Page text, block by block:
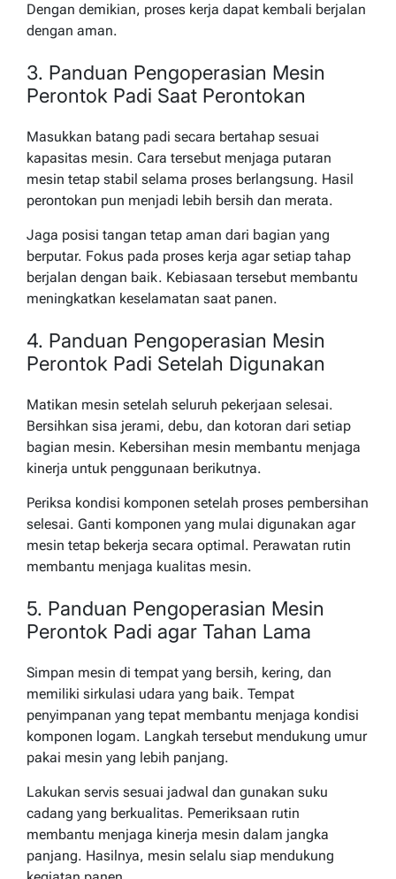
Dengan demikian, proses kerja dapat kembali berjalan
dengan aman.
3. Panduan Pengoperasian Mesin
Perontok Padi Saat Perontokan
Masukkan batang padi secara bertahap sesuai
kapasitas mesin. Cara tersebut menjaga putaran
mesin tetap stabil selama proses berlangsung. Hasil
perontokan pun menjadi lebih bersih dan merata.
Jaga posisi tangan tetap aman dari bagian yang
berputar. Fokus pada proses kerja agar setiap tahap
berjalan dengan baik. Kebiasaan tersebut membantu
meningkatkan keselamatan saat panen.
4. Panduan Pengoperasian Mesin
Perontok Padi Setelah Digunakan
Matikan mesin setelah seluruh pekerjaan selesai.
Bersihkan sisa jerami, debu, dan kotoran dari setiap
bagian mesin. Kebersihan mesin membantu menjaga
kinerja untuk penggunaan berikutnya.
Periksa kondisi komponen setelah proses pembersihan
selesai. Ganti komponen yang mulai digunakan agar
mesin tetap bekerja secara optimal. Perawatan rutin
membantu menjaga kualitas mesin.
5. Panduan Pengoperasian Mesin
Perontok Padi agar Tahan Lama
Simpan mesin di tempat yang bersih, kering, dan
memiliki sirkulasi udara yang baik. Tempat
penyimpanan yang tepat membantu menjaga kondisi
komponen logam. Langkah tersebut mendukung umur
pakai mesin yang lebih panjang.
Lakukan servis sesuai jadwal dan gunakan suku
cadang yang berkualitas. Pemeriksaan rutin
membantu menjaga kinerja mesin dalam jangka
panjang. Hasilnya, mesin selalu siap mendukung